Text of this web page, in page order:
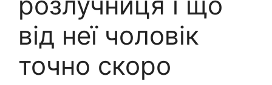
від неї чоловік
точно скоро